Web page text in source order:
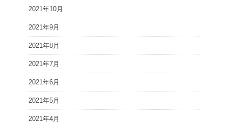
2021年10月
2021年9月
2021年8月
2021年7月
2021年6月
2021年5月
2021年4月